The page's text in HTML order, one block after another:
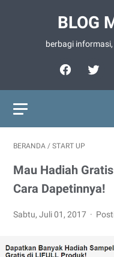
BLOG
berbagi
BERANDA / START UP
Mau Hadiah
Cara Dapetinnya!
Sabtu, Juli 01, 2017